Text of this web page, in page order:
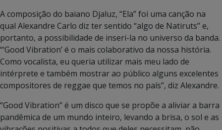
A composição do baiano Djaluz, “Ela” foi uma canção na
qual Alexandre Carlo diz ter sentido “algo de Natiruts” e,
portanto, a possibilidade de inseri-la no universo da banda.
“‘Good Vibration’ é o mais colaborativo da nossa história.
Como vocalista, eu queria utilizar mais meu lado de
intérprete e também mostrar ao público alguns excelentes
compositores de reggae que temos no país”, diz Alexandre.
“Good Vibration” é um disco que se propõe a aliviar a barra
pandêmica de um mundo inteiro, levando a brisa, o sol e as